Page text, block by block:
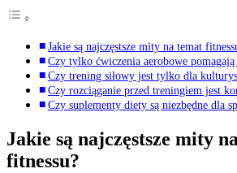
Jakie są najczęstsze mity na temat
Czy tylko ćwiczenia aerobowe
Czy trening siłowy jest tylko dla
Czy rozciąganie przed treningiem jest
Czy suplementy diety są niezbędne dla
Jakie są najczęstsze mity
fitnessu?